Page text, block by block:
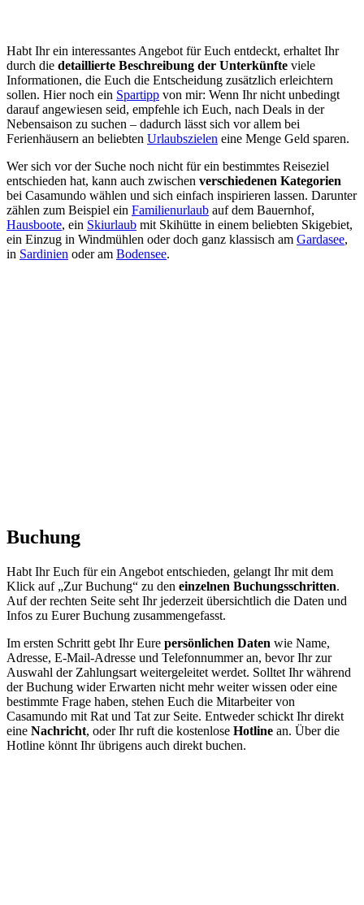
Habt Ihr ein interessantes Angebot für Euch entdeckt, erhaltet Ihr
durch die detaillierte Beschreibung der Unterkünfte viele
Informationen, die Euch die Entscheidung zusätzlich erleichtern
sollen. Hier noch ein Spartipp von mir: Wenn Ihr nicht unbedingt
darauf angewiesen seid, empfehle ich Euch, nach Deals in der
Nebensaison zu suchen – dadurch lässt sich vor allem bei
Ferienhäusern an beliebten Urlaubszielen eine Menge Geld sparen.
Wer sich vor der Suche noch nicht für ein bestimmtes Reiseziel
entschieden hat, kann auch zwischen verschiedenen Kategorien
bei Casamundo wählen und sich einfach inspirieren lassen. Darunter
zählen zum Beispiel ein Familienurlaub auf dem Bauernhof,
Hausboote, ein Skiurlaub mit Skihütte in einem beliebten Skigebiet,
ein Einzug in Windmühlen oder doch ganz klassisch am Gardasee,
in Sardinien oder am Bodensee.
Buchung
Habt Ihr Euch für ein Angebot entschieden, gelangt Ihr mit dem
Klick auf „Zur Buchung“ zu den einzelnen Buchungsschritten.
Auf der rechten Seite seht Ihr jederzeit übersichtlich die Daten und
Infos zu Eurer Buchung zusammengefasst.
Im ersten Schritt gebt Ihr Eure persönlichen Daten wie Name,
Adresse, E-Mail-Adresse und Telefonnummer an, bevor Ihr zur
Auswahl der Zahlungsart weitergeleitet werdet. Solltet Ihr während
der Buchung wider Erwarten nicht mehr weiter wissen oder eine
bestimmte Frage haben, stehen Euch die Mitarbeiter von
Casamundo mit Rat und Tat zur Seite. Entweder schickt Ihr direkt
eine Nachricht, oder Ihr ruft die kostenlose Hotline an. Über die
Hotline könnt Ihr übrigens auch direkt buchen.